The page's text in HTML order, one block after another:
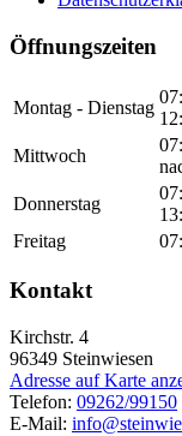
Öffnungszeiten
Montag - Dienstag
Mittwoch
Donnerstag
Freitag
Kontakt
Kirchstr. 4
96349 Steinwiesen
Adresse auf Karte
Telefon: 09262/99150
E-Mail: